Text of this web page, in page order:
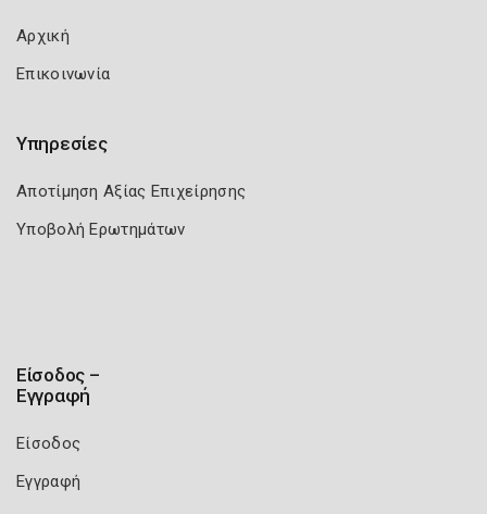
Αρχική
Επικοινωνία
Υπηρεσίες
Αποτίμηση Αξίας Επιχείρησης
Υποβολή Ερωτημάτων
Είσοδος –
Εγγραφή
Είσοδος
Εγγραφή